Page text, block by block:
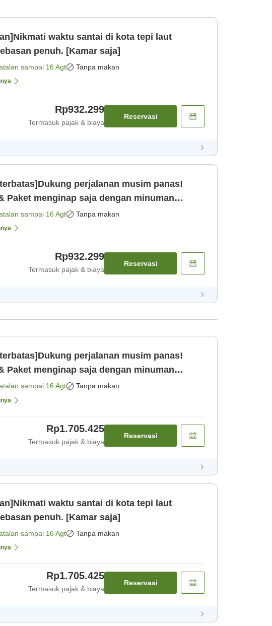
waktu santai di kota tepi laut
penuh. [Kamar saja]
sampai 16 Agt Tanpa makan
Rp932.299
Termasuk pajak & biaya
Reservasi
terbatas]Dukung perjalanan musim panas!
Paket menginap saja dengan minuman
saja]
sampai 16 Agt Tanpa makan
Rp932.299
Termasuk pajak & biaya
Reservasi
terbatas]Dukung perjalanan musim panas!
Paket menginap saja dengan minuman
saja]
sampai 16 Agt Tanpa makan
Rp1.705.425
Termasuk pajak & biaya
Reservasi
waktu santai di kota tepi laut
penuh. [Kamar saja]
sampai 16 Agt Tanpa makan
Rp1.705.425
Termasuk pajak & biaya
Reservasi